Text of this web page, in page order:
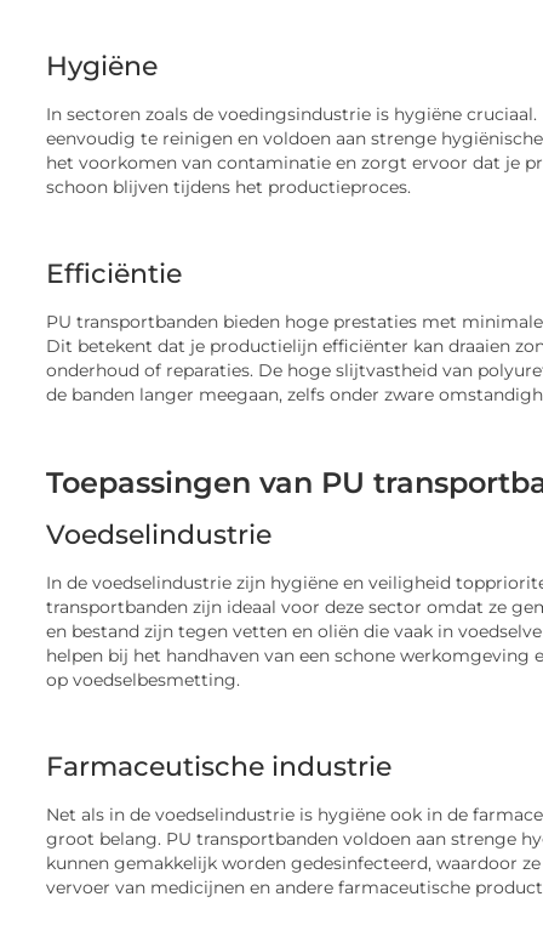
Hygiëne
In sectoren zoals de voedingsindustrie is hygiëne
eenvoudig te reinigen en voldoen aan strenge
het voorkomen van contaminatie en zorgt ervoor dat je
schoon blijven tijdens het productieproces.
Efficiëntie
PU transportbanden bieden hoge prestaties met
Dit betekent dat je productielijn efficiënter kan draaien
onderhoud of reparaties. De hoge slijtvastheid van
de banden langer meegaan, zelfs onder zware
Toepassingen van PU
Voedselindustrie
In de voedselindustrie zijn hygiëne en veiligheid
transportbanden zijn ideaal voor deze sector omdat ze
en bestand zijn tegen vetten en oliën die vaak in
helpen bij het handhaven van een schone werkomgeving
op voedselbesmetting.
Farmaceutische industrie
Net als in de voedselindustrie is hygiëne ook in de
groot belang. PU transportbanden voldoen aan strenge
kunnen gemakkelijk worden gedesinfecteerd, waardoor
vervoer van medicijnen en andere farmaceutische